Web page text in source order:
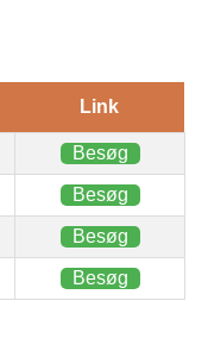
Link
Besøg
Besøg
Besøg
Besøg